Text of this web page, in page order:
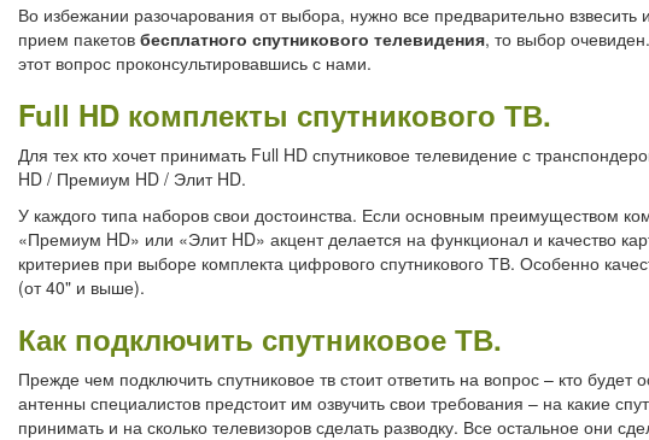
Во избежании разочарования от выбора, нужно все предварительно
прием пакетов бесплатного спутникового телевидения, то выбор
этот вопрос проконсультировавшись с нами.
Full HD комплекты спутникового ТВ.
Для тех кто хочет принимать Full HD спутниковое телевидение с
HD / Премиум HD / Элит HD.
У каждого типа наборов свои достоинства. Если основным преимуществом
«Премиум HD» или «Элит HD» акцент делается на функционал и качество
критериев при выборе комплекта цифрового спутникового ТВ. Особенно
(от 40" и выше).
Как подключить спутниковое ТВ.
Прежде чем подключить спутниковое тв стоит ответить на вопрос – кто
антенны специалистов предстоит им озвучить свои требования – на какие
принимать и на сколько телевизоров сделать разводку. Все остальное они